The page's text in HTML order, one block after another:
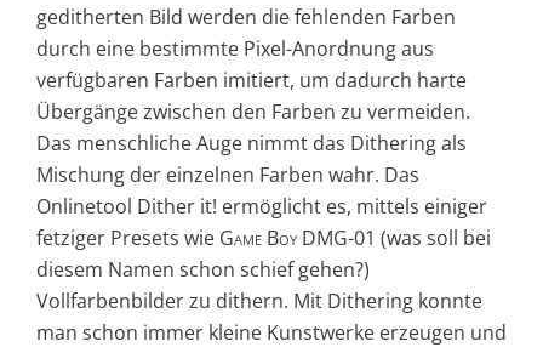
geditherten Bild werden die fehlenden Farben
durch eine bestimmte Pixel-Anordnung aus
verfügbaren Farben imitiert, um dadurch harte
Übergänge zwischen den Farben zu vermeiden.
Das menschliche Auge nimmt das Dithering als
Mischung der einzelnen Farben wahr. Das
Onlinetool Dither it! ermöglicht es, mittels einiger
fetziger Presets wie Game Boy DMG-01 (was soll bei
diesem Namen schon schief gehen?)
Vollfarbenbilder zu dithern. Mit Dithering konnte
man schon immer kleine Kunstwerke erzeugen und